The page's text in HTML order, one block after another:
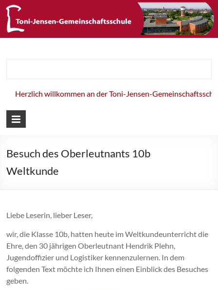
willkommen an der Toni-Jensen-Gemeinschaftsschule!
Besuch des Oberleutnants 10b
Weltkunde
Liebe Leserin, lieber Leser,
wir, die Klasse 10b, hatten heute im Weltkundeunterricht die
Ehre, den 30 jährigen Oberleutnant Hendrik Plehn,
Jugendoffizier und Logistiker kennenzulernen. In dem
folgenden Text möchte ich Ihnen einen Einblick des Besuches
geben.